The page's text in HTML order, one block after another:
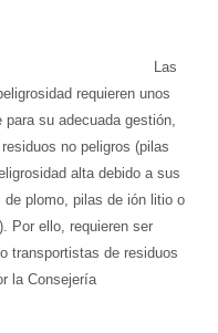
Las
requieren unos
su adecuada gestión,
no peligros (pilas
alta debido a sus
plomo, pilas de ión litio o
Por ello, requieren ser
transportistas de residuos
la Consejería